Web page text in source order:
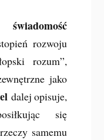
–świadomość
rozwoju
rozum”,
jako
dalej opisuje,
się
samemu